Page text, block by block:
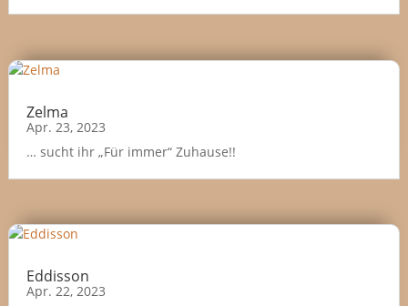
Zelma
Apr. 23, 2023
… sucht ihr „Für immer“ Zuhause!!
Eddisson
Apr. 22, 2023